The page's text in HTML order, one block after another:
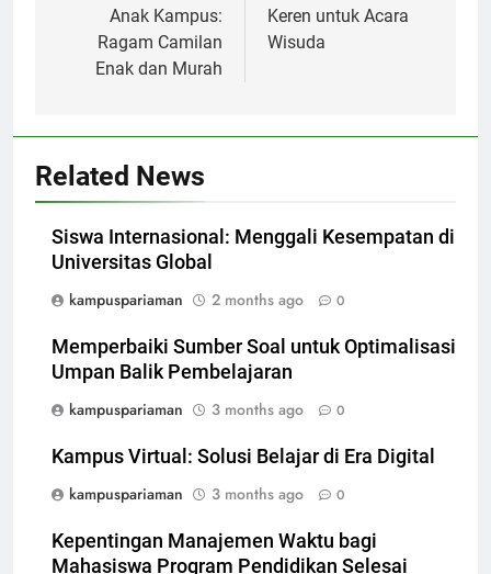
Anak Kampus:
Ragam Camilan
Enak dan Murah
Keren untuk Acara
Wisuda
Related News
Siswa Internasional: Menggali Kesempatan di
Universitas Global
kampuspariaman
2 months ago 0
Memperbaiki Sumber Soal untuk Optimalisasi
Umpan Balik Pembelajaran
kampuspariaman
3 months ago 0
Kampus Virtual: Solusi Belajar di Era Digital
kampuspariaman
3 months ago 0
Kepentingan Manajemen Waktu bagi
Mahasiswa Program Pendidikan Selesai